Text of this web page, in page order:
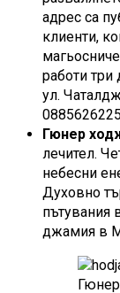
адрес са
клиенти,
работи
ул.
Гюнер
лечител.
небесни
Духовно
пътувания
джамия в